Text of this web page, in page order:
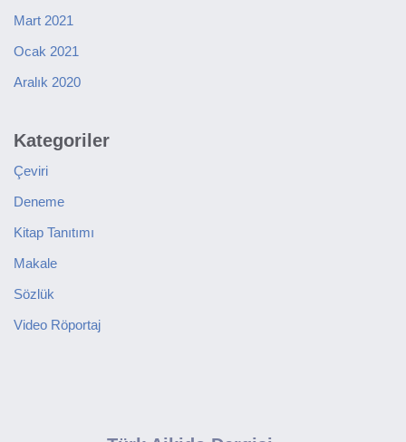
Mart 2021
Ocak 2021
Aralık 2020
Kategoriler
Çeviri
Deneme
Kitap Tanıtımı
Makale
Sözlük
Video Röportaj